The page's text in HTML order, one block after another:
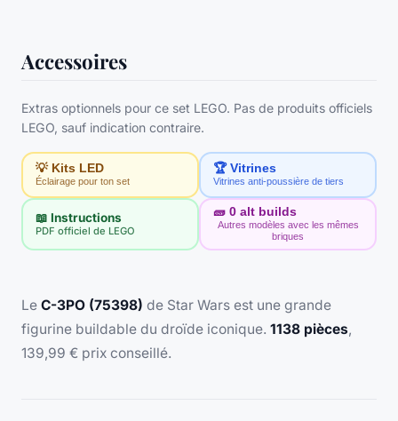
Accessoires
Extras optionnels pour ce set LEGO. Pas de produits officiels
LEGO, sauf indication contraire.
💡 Kits LED
Éclairage pour ton set
🏆 Vitrines
Vitrines anti-poussière de tiers
📖 Instructions
PDF officiel de LEGO
🧱 0 alt builds
Autres modèles avec les mêmes
briques
Le C-3PO (75398) de Star Wars est une grande
figurine buildable du droïde iconique. 1138 pièces,
139,99 € prix conseillé.